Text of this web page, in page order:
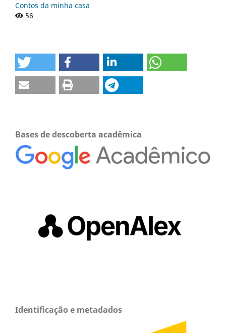
Contos da minha casa
56
Bases de descoberta acadêmica
Identificação e metadados